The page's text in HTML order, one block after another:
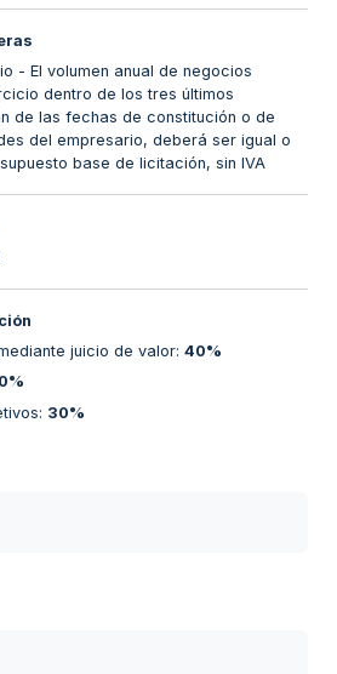
- El volumen anual de negocios
dentro de los tres últimos
de las fechas de constitución o de
del empresario, deberá ser igual o
base de licitación, sin IVA
juicio de valor: 40%
: 30%